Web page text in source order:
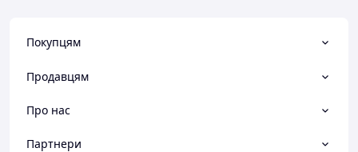
Покупцям
Продавцям
Про нас
Партнери